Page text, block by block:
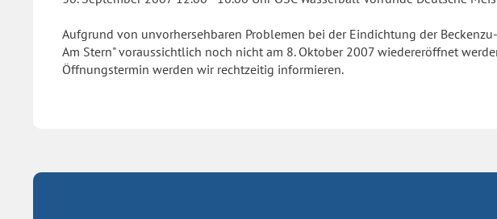
Aufgrund von unvorhersehbaren Problemen bei der Eindichtung der
Am Stern" voraussichtlich noch nicht am 8. Oktober 2007 wiedereröffnet
Öffnungstermin werden wir rechtzeitig informieren.